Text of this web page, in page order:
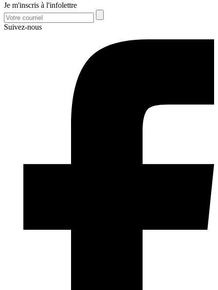
Je m'inscris à l'infolettre
Suivez-nous